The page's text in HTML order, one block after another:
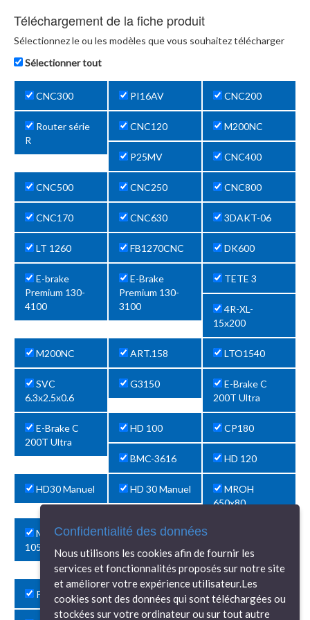
Téléchargement de la fiche produit
Sélectionnez le ou les modèles que vous souhaitez télécharger
Sélectionner tout
CNC300 PI16AV CNC200
Router série
R
CNC120 M200NC
P25MV CNC400
CNC500 CNC250 CNC800
CNC170 CNC630 3DAKT-06
LT 1260 FB1270CNC DK600
E-brake
Premium 130-
4100
E-Brake
Premium 130-
3100
TETE 3
4R-XL-
15x200
M200NC ART.158 LTO1540
SVC
6.3x2.5x0.6
G3150
E-Brake C
200T Ultra
E-Brake C
200T Ultra
HD 100 CP180
BMC-3616 HD 120
HD30 Manuel HD 30 Manuel
MROH
650x80
MRM-H
1050x80
LS2000
APHS12540 PI16AV
PI16AV PH40NC APHS26090
Confidentialité des données
Nous utilisons les cookies afin de fournir les
services et fonctionnalités proposés sur notre site
et améliorer votre expérience utilisateur.Les
cookies sont des données qui sont téléchargées ou
stockées sur votre ordinateur ou sur tout autre